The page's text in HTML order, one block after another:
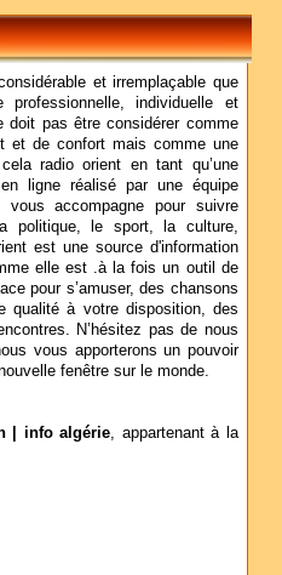
et irremplaçable que
individuelle et
doit pas être considérer comme
et de confort mais comme une
radio orient en tant qu’une
ligne réalisé par une équipe
accompagne pour suivre
politique, le sport, la culture,
est une source d'information
elle est .à la fois un outil de
pour s’amuser, des chansons
qualité à votre disposition, des
N’hésitez pas de nous
vous apporterons un pouvoir
fenêtre sur le monde.
| info algérie, appartenant à la